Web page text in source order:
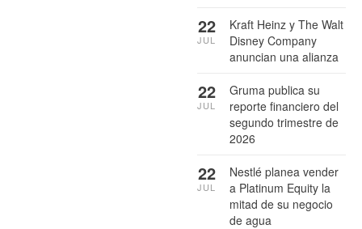
Kraft Heinz y The Walt
Disney Company
anuncian una alianza
22
JUL
Gruma publica su
reporte financiero del
segundo trimestre de
2026
22
JUL
Nestlé planea vender
a Platinum Equity la
mitad de su negocio
de agua
22
JUL